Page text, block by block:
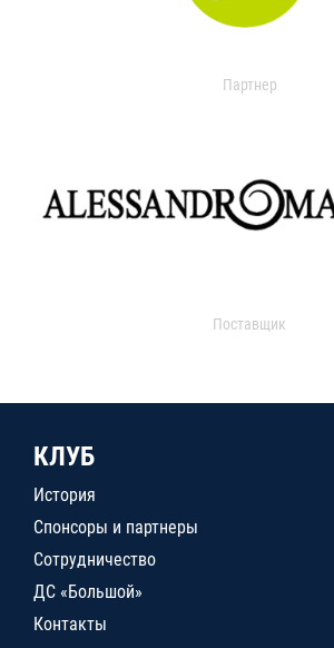
Партнер
Поставщик
КЛУБ
История
Спонсоры и партнеры
Сотрудничество
ДС «Большой»
Контакты